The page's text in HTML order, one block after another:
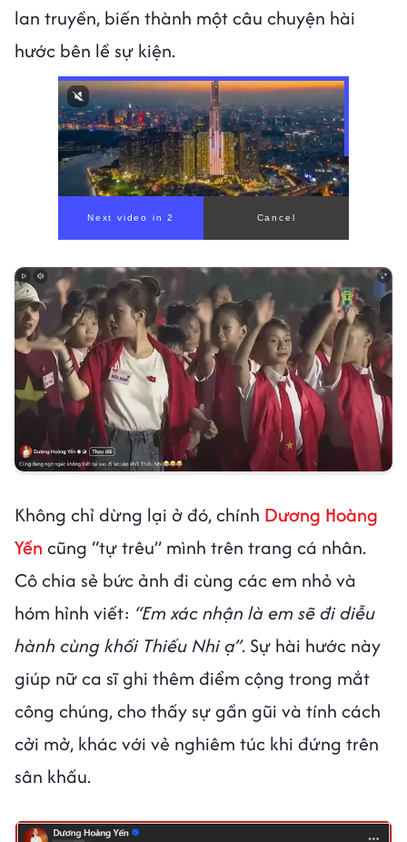
lan truyền, biến thành một câu chuyện hài
hước bên lề sự kiện.
00:00/ 01:05
Không chỉ dừng lại ở đó, chính Dương Hoàng
Yến cũng “tự trêu” mình trên trang cá nhân.
Cô chia sẻ bức ảnh đi cùng các em nhỏ và
hóm hỉnh viết: “Em xác nhận là em sẽ đi diễu
hành cùng khối Thiếu Nhi ạ”. Sự hài hước này
giúp nữ ca sĩ ghi thêm điểm cộng trong mắt
công chúng, cho thấy sự gần gũi và tính cách
cởi mở, khác với vẻ nghiêm túc khi đứng trên
sân khấu.